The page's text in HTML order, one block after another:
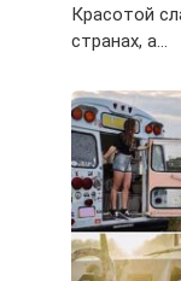
Красотой
странах, а…